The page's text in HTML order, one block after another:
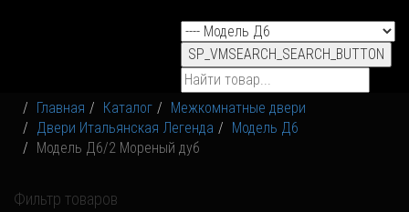
SP_VMSEARCH_SEARCH_BUTTON
Главная Каталог
Межкомнатные двери
Двери Итальянская Легенда
Модель Д6
Модель Д6/2 Мореный дуб
Фильтр товаров